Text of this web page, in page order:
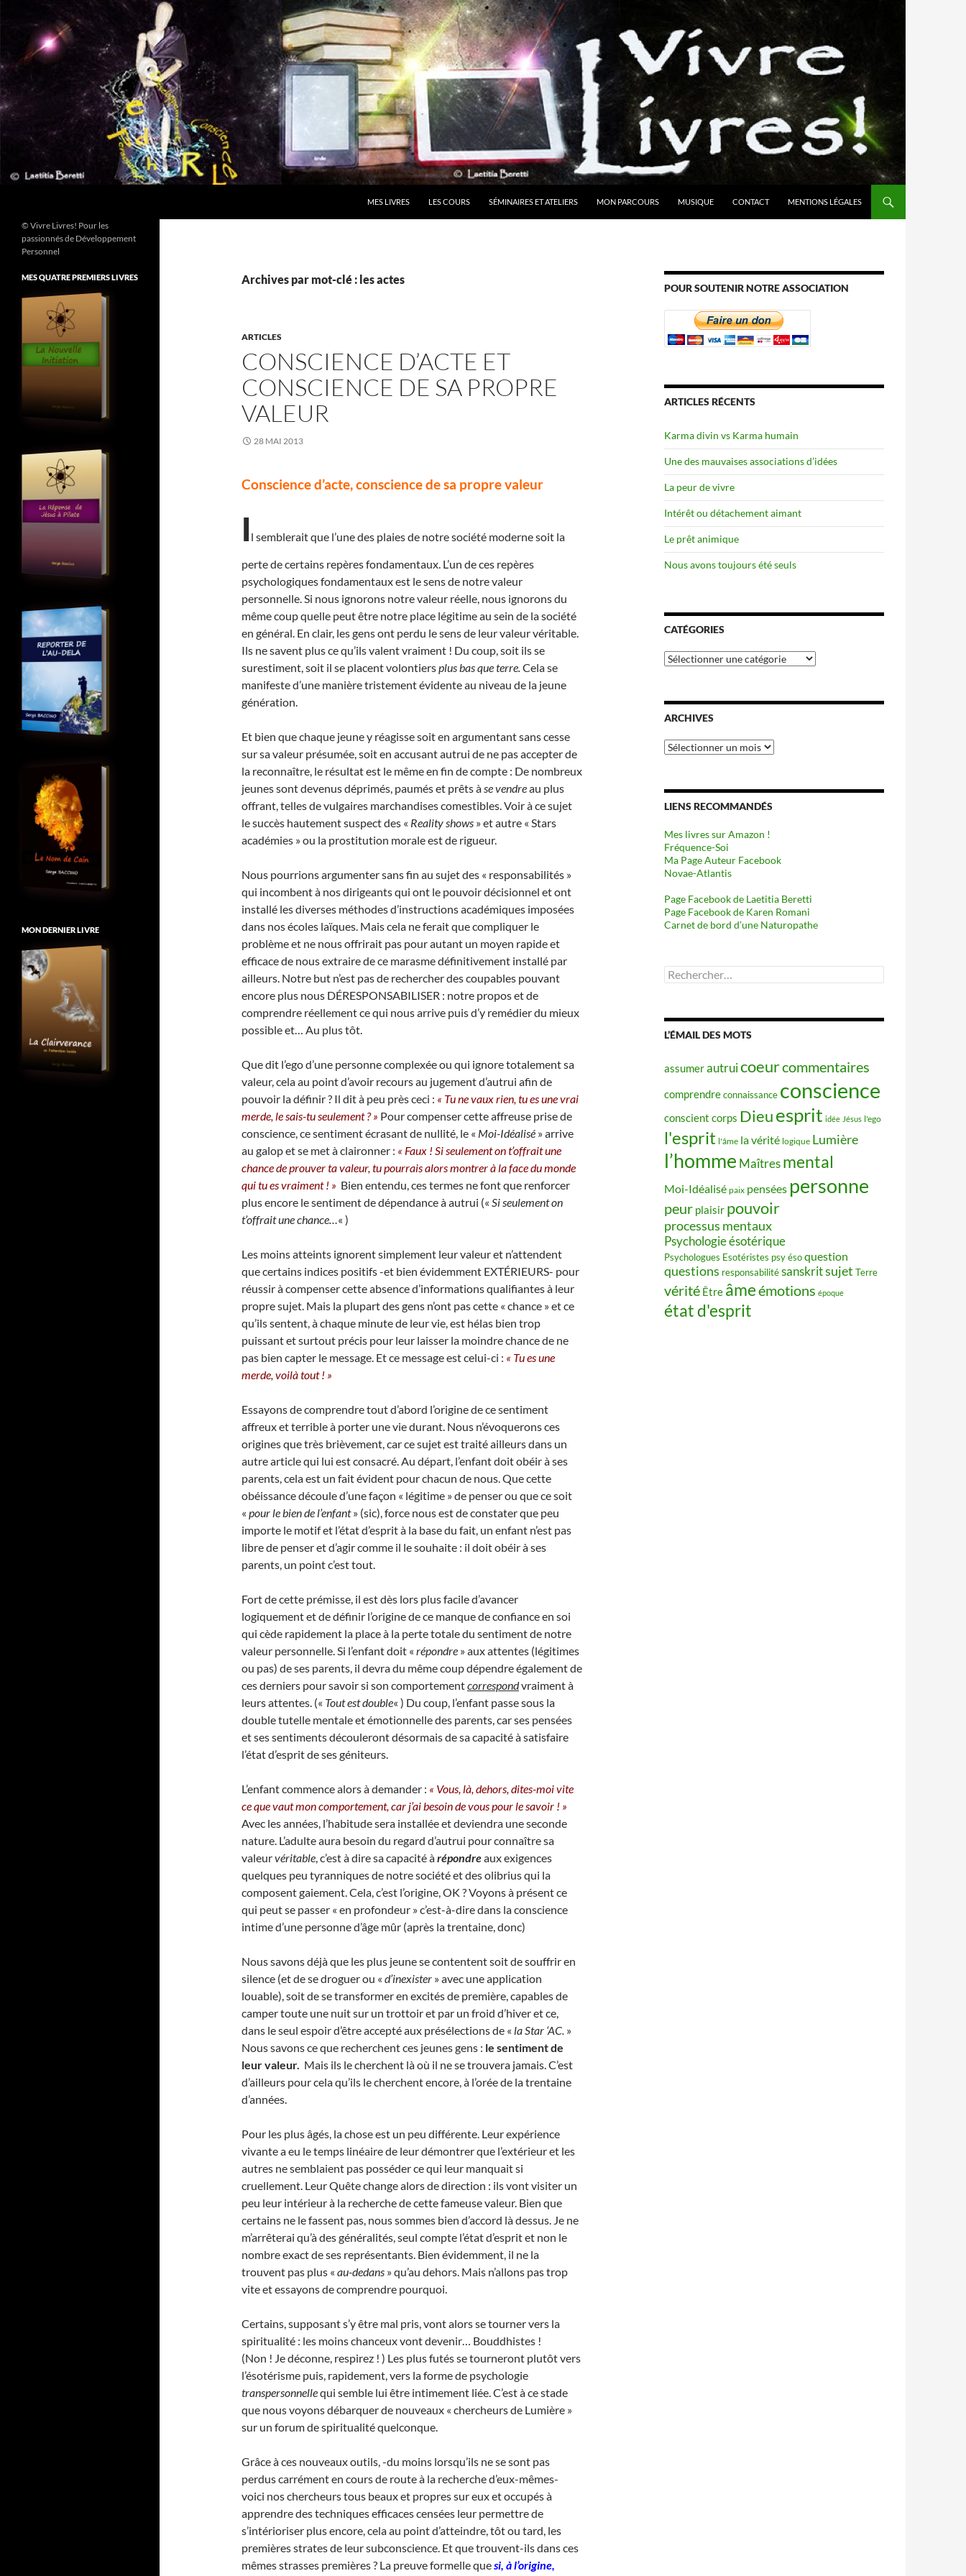
contenu
MES LIVRES LES COURS SÉMINAIRES ET ATELIERS MON PARCOURS MUSIQUE CONTACT MENTIONS LÉGALES
Archives par mot-clé : les actes
ARTICLES
CONSCIENCE D’ACTE ET
CONSCIENCE DE SA PROPRE
VALEUR
28 MAI 2013
Conscience d’acte, conscience de sa propre valeur
Il semblerait que l’une des plaies de notre société moderne soit la
perte de certains repères fondamentaux. L’un de ces repères
psychologiques fondamentaux est le sens de notre valeur
personnelle. Si nous ignorons notre valeur réelle, nous ignorons du
même coup quelle peut être notre place légitime au sein de la société
en général. En clair, les gens ont perdu le sens de leur valeur véritable.
Ils ne savent plus ce qu’ils valent vraiment ! Du coup, soit ils se
surestiment, soit il se placent volontiersplus bas que terre.Cela se
manifeste d’une manière tristement évidente au niveau de la jeune
génération.
Et bien que chaque jeune y réagisse soit en argumentant sans cesse
sur sa valeur présumée, soit en accusant autrui de ne pas accepter de
la reconnaître, le résultat est le même en fin de compte : De nombreux
jeunes sont devenus déprimés, paumés et prêts àse vendreau plus
offrant, telles de vulgaires marchandises comestibles. Voir à ce sujet
le succès hautement suspect des « Reality shows » et autre « Stars
académies » ou la prostitution morale est de rigueur.
Nous pourrions argumenter sans fin au sujet des « responsabilités »
qui incombent à nos dirigeants qui ont le pouvoir décisionnel et ont
installé les diverses méthodes d’instructions académiques imposées
dans nos écoles laïques. Mais cela ne ferait que compliquer le
problème et ne nous offrirait pas pour autant un moyen rapide et
efficace de nous extraire de ce marasme définitivement installé par
ailleurs. Notre but n’est pas de rechercher des coupables pouvant
encore plus nous DÉRESPONSABILISER : notre propos et de
comprendre réellement ce qui nous arrive puis d’y remédier du mieux
possible et… Au plus tôt.
Que dit l’ego d’une personne complexée ou qui ignore totalement sa
valeur, cela au point d’avoir recours au jugement d’autrui afin de
pouvoir la définir ? Il dit à peu près ceci : « Tu ne vaux rien, tu es une vrai
merde, le sais-tu seulement ? » Pour compenser cette affreuse prise de
conscience, ce sentiment écrasant de nullité, le « Moi-Idéalisé » arrive
au galop et se met à claironner : « Faux ! Si seulement on t’offrait une
chance de prouver ta valeur, tu pourrais alors montrer à la face du monde
qui tu es vraiment ! » Bien entendu, ces termes ne font que renforcer
plus encore le sentiment de dépendance à autrui (« Si seulement on
t’offrait une chance…« )
Les moins atteints ignorent simplement leur valeur et n’attendent
que certains indices positifs -et bien évidemment EXTÉRIEURS- pour
réussir à compenser cette absence d’informations qualifiantes à leur
propre sujet. Mais la plupart des gens n’ont pas cette « chance » et ce
qu’ils sentent, à chaque minute de leur vie, est hélas bien trop
puissant et surtout précis pour leur laisser la moindre chance de ne
pas bien capter le message. Et ce message est celui-ci : « Tu es une
merde, voilà tout ! »
Essayons de comprendre tout d’abord l’origine de ce sentiment
affreux et terrible à porter une vie durant. Nous n’évoquerons ces
origines que très brièvement, car ce sujet est traité ailleurs dans un
autre article qui lui est consacré. Au départ, l’enfant doit obéir à ses
parents, cela est un fait évident pour chacun de nous. Que cette
obéissance découle d’une façon « légitime » de penser ou que ce soit
« pour le bien de l’enfant» (sic), force nous est de constater que peu
importe le motif et l’état d’esprit à la base du fait, un enfant n’est pas
libre de penser et d’agir comme il le souhaite : il doit obéir à ses
parents, un point c’est tout.
Fort de cette prémisse, il est dès lors plus facile d’avancer
logiquement et de définir l’origine de ce manque de confiance en soi
qui cède rapidement la place à la perte totale du sentiment de notre
valeur personnelle. Si l’enfant doit « répondre » aux attentes (légitimes
ou pas) de ses parents, il devra du même coup dépendre également de
ces derniers pour savoir si son comportementcorrespondvraiment à
leurs attentes. (« Tout est double« ) Du coup, l’enfant passe sous la
double tutelle mentale et émotionnelle des parents, car ses pensées
et ses sentiments découleront désormais de sa capacité à satisfaire
l’état d’esprit de ses géniteurs.
L’enfant commence alors à demander : « Vous, là, dehors, dites-moi vite
ce que vaut mon comportement, car j’ai besoin de vous pour le savoir ! »
Avec les années, l’habitude sera installée et deviendra une seconde
nature. L’adulte aura besoin du regard d’autrui pour connaître sa
valeurvéritable, c’est à dire sa capacité àrépondreaux exigences
quelques peu tyranniques de notre société et des olibrius qui la
composent gaiement. Cela, c’est l’origine, OK ? Voyons à présent ce
qui peut se passer « en profondeur » c’est-à-dire dans la conscience
intime d’une personne d’âge mûr (après la trentaine, donc)
Nous savons déjà que les plus jeune se contentent soit de souffrir en
silence (et de se droguer ou « d’inexister » avec une application
louable), soit de se transformer en excités de première, capables de
camper toute une nuit sur un trottoir et par un froid d’hiver et ce,
dans le seul espoir d’être accepté aux présélections de « la Star ‘AC. »
Nous savons ce que recherchent ces jeunes gens : le sentiment de
leur valeur. Mais ils le cherchent là où il ne se trouvera jamais. C’est
d’ailleurs pour cela qu’ils le cherchent encore, à l’orée de la trentaine
d’années.
Pour les plus âgés, la chose est un peu différente. Leur expérience
vivante a eu le temps linéaire de leur démontrer que l’extérieur et les
autres ne semblaient pas posséder ce qui leur manquait si
cruellement. Leur Quête change alors de direction : ils vont visiter un
peu leur intérieur à la recherche de cette fameuse valeur. Bien que
certains ne le fassent pas, nous sommes bien d’accord là dessus. Je ne
m’arrêterai qu’à des généralités, seul compte l’état d’esprit et non le
nombre exact de ses représentants. Bien évidemment, il ne la
trouvent pas plus « au-dedans » qu’au dehors. Mais n’allons pas trop
vite et essayons de comprendre pourquoi.
Certains, supposant s’y être mal pris, vont alors se tourner vers la
spiritualité : les moins chanceux vont devenir… Bouddhistes !
(Non ! Je déconne, respirez ! ) Les plus futés se tourneront plutôt vers
l’ésotérisme puis, rapidement, vers la forme de psychologie
transpersonnellequi semble lui être intimement liée. C’est à ce stade
que nous voyons débarquer de nouveaux « chercheurs de Lumière »
sur un forum de spiritualité quelconque.
Grâce à ces nouveaux outils, -du moins lorsqu’ils ne se sont pas
perdus carrément en cours de route à la recherche d’eux-mêmes-
voici nos chercheurs tous beaux et propres sur eux et occupés à
apprendre des techniques efficaces censées leur permettre de
s’intérioriser plus encore, cela au point d’atteindre, tôt ou tard, les
premières strates de leur subconscience. Et que trouvent-ils dans ces
mêmes strasses premières ? La preuve formelle quesi, à l’origine,
POUR SOUTENIR NOTRE ASSOCIATION
ARTICLES RÉCENTS
Karma divin vs Karma humain
Une des mauvaises associations d’idées
La peur de vivre
Intérêt ou détachement aimant
Le prêt animique
Nous avons toujours été seuls
CATÉGORIES
Catégories
ARCHIVES
Archives
LIENS RECOMMANDÉS
Mes livres sur Amazon !
Fréquence-Soi
Ma Page Auteur Facebook
Novae-Atlantis
Page Facebook de Laetitia Beretti
Page Facebook de Karen Romani
Carnet de bord d’une Naturopathe
Rechercher :
L’ÉMAIL DES MOTS
assumerautruicoeurcommentaires
comprendreconnaissance conscience
conscient corps Dieuesprit idée Jésus l'ego
l'esprit l'âme la vérité logique Lumière
l’homme Maîtres mental
Moi-Idéalisé paix pensées personne
peur plaisir pouvoir
processus mentaux
Psychologie ésotérique
Psychologues Esotéristes psy ésoquestion
questions responsabilitésanskritsujet Terre
vérité Être âmeémotions époque
état d'esprit
© Vivre Livres! Pour les
passionnés de Développement
Personnel
MES QUATRE PREMIERS LIVRES
MON DERNIER LIVRE